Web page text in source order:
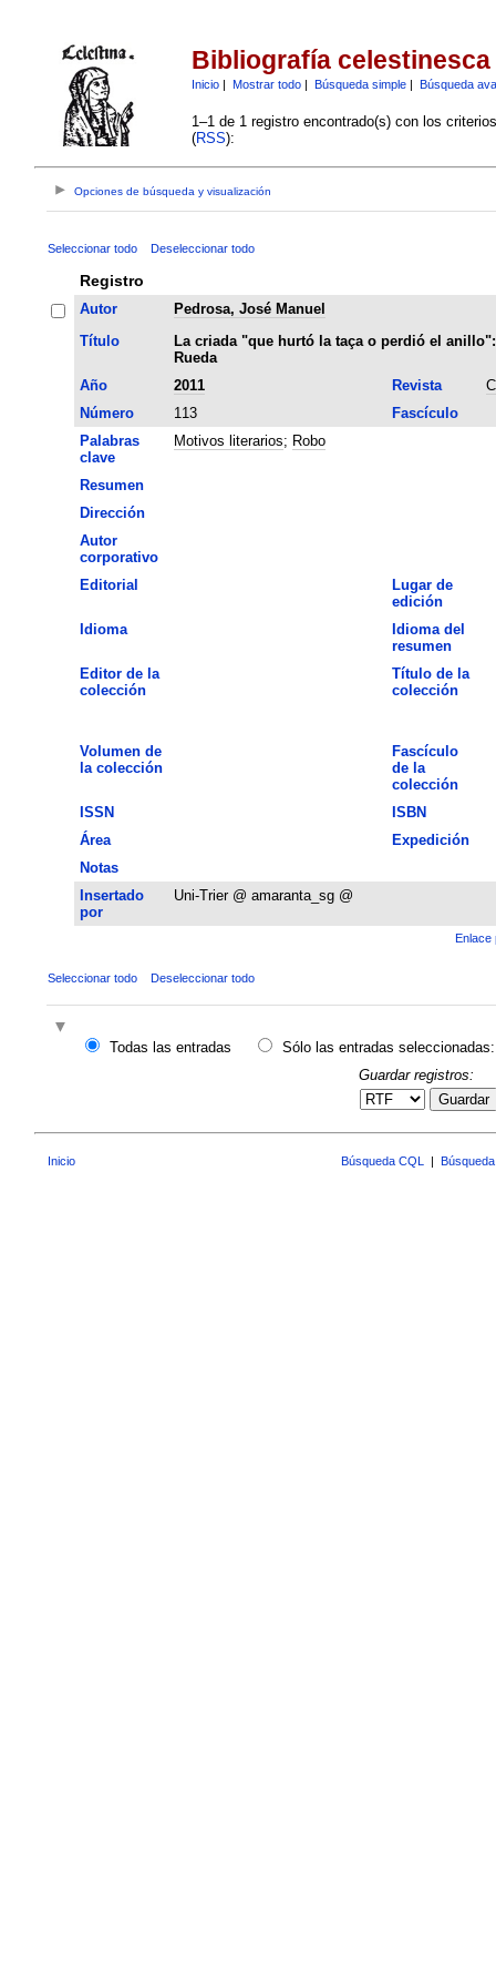
Bibliografía celestinesca
Inicio| Mostrar todo| Búsqueda simple| Búsqueda
1–1 de 1 registro encontrado(s) con los
(RSS):
Opciones de búsqueda y visualización
Seleccionar todo Deseleccionar todo
Registro
Autor
Pedrosa, José Manuel
Título
La criada "que hurtó la taça o perdió el
Rueda
Año
2011 Revista
Número
113
Fascículo
Palabras
clave
Motivos literarios; Robo
Resumen
Dirección
Autor
corporativo
Editorial
Lugar de
edición
Idioma
Idioma del
resumen
Editor de la
colección
Título de la
colección
Volumen de
la colección
Fascículo
de la
colección
ISSN
ISBN
Área
Expedición
Notas
Insertado
por
Uni-Trier @ amaranta_sg @
Enlace
Seleccionar todo Deseleccionar todo
Todas las entradas
Sólo las entradas seleccionadas:
Guardar registros:
Guardar
Inicio Búsqueda CQL